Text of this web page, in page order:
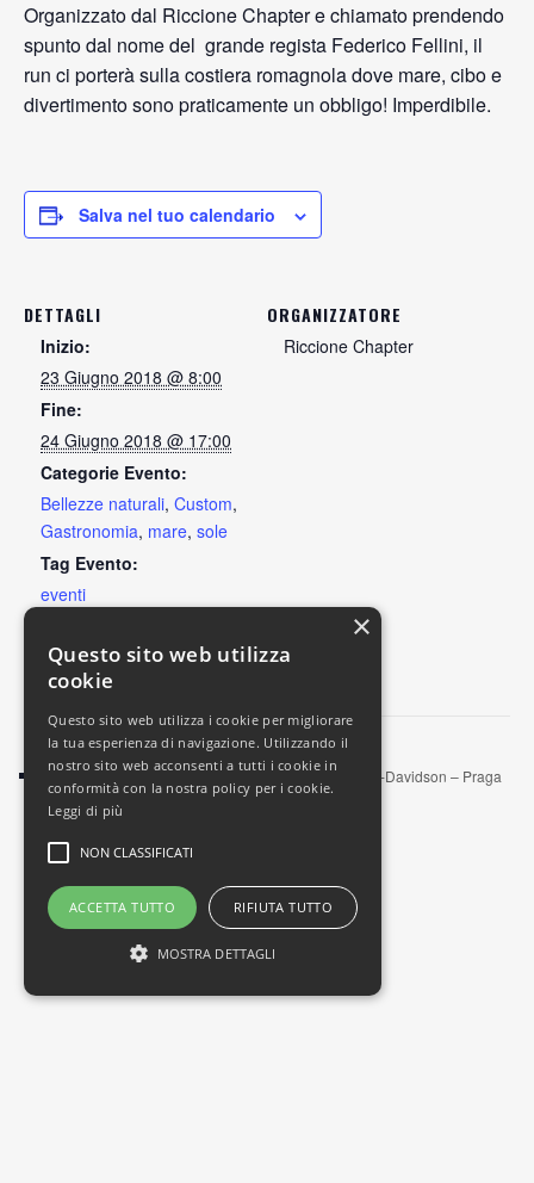
Organizzato dal Riccione Chapter e chiamato prendendo
spunto dal nome del grande regista Federico Fellini, il
run ci porterà sulla costiera romagnola dove mare, cibo e
divertimento sono praticamente un obbligo! Imperdibile.
Salva nel tuo calendario
DETTAGLI
Inizio:
23 Giugno 2018 @ 8:00
Fine:
24 Giugno 2018 @ 17:00
Categorie Evento:
Bellezze naturali, Custom,
Gastronomia, mare, sole
Tag Evento:
eventi
ORGANIZZATORE
Riccione Chapter
LUOGO
Riccione
Run dei Castelli 2018 115° Anniversario Harley-Davidson – Praga
×
Questo sito web utilizza
cookie
Questo sito web utilizza i cookie per migliorare
la tua esperienza di navigazione. Utilizzando il
nostro sito web acconsenti a tutti i cookie in
conformità con la nostra policy per i cookie.
Leggi di più
NON CLASSIFICATI
ACCETTA TUTTO RIFIUTA TUTTO
MOSTRA DETTAGLI